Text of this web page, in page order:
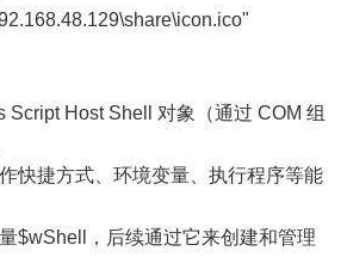
Script Host Shell 对象（通过 COM 组
快捷方式、环境变量、执行程序等能
$wShell，后续通过它来创建和管理